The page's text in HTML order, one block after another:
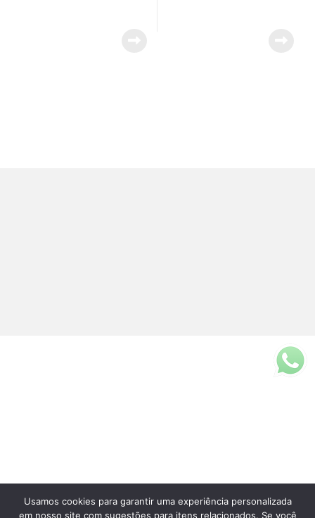
Fale Conosco
Usamos cookies para garantir uma experiência personalizada
em nosso site com sugestões para itens relacionados. Se você